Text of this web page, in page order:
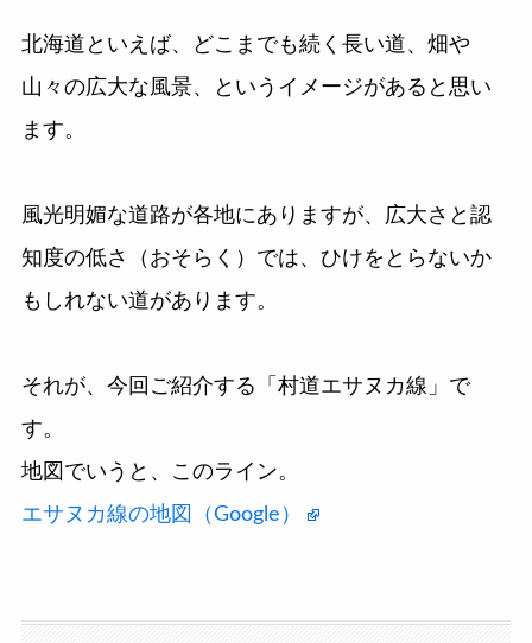
北海道といえば、どこまでも続く長い道、畑や
山々の広大な風景、というイメージがあると思い
ます。
風光明媚な道路が各地にありますが、広大さと認
知度の低さ（おそらく）では、ひけをとらないか
もしれない道があります。
それが、今回ご紹介する「 村道エサヌカ線 」で
す。
地図でいうと、このライン。
エサヌカ線の地図（Google）